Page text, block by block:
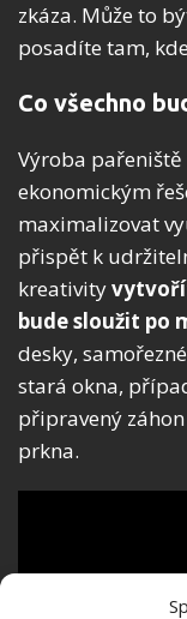
zkáza. Může to
posadíte tam,
Co všechno
Výroba
ekonomickým
maximalizovat
přispět k
kreativity
bude sloužit po
desky,
stará okna,
připravený
prkna.